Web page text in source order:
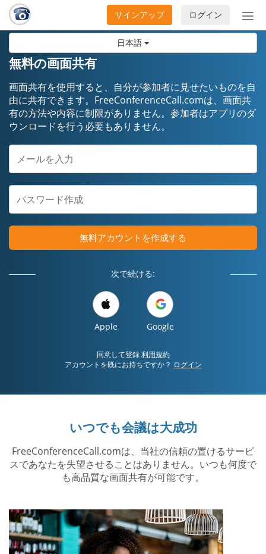
日本語
ナ
ビ
ョ
ン
の
ログイン
サインアップ
無料の画面共有
画面共有を使用すると、自分が参加者に見せたいものを自
由に共有できます。FreeConferenceCall.comは、画面共
有の方法や内容に制限がありません。参加者はアプリのダ
ウンロードを行う必要もありません。
無料アカウントを作成する
次で続ける:
Apple Google
同意して登録利用規約
アカウントを既にお持ちですか？ ログイン
いつでも会議は大成功
FreeConferenceCall.comは、当社の信頼の置けるサービ
スであなたを失望させることはありません。いつも何度で
も高品質な画面共有が可能です。